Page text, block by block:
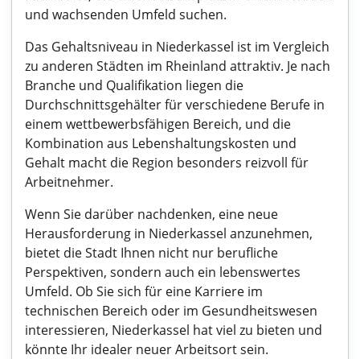
und wachsenden Umfeld suchen.
Das Gehaltsniveau in Niederkassel ist im Vergleich
zu anderen Städten im Rheinland attraktiv. Je nach
Branche und Qualifikation liegen die
Durchschnittsgehälter für verschiedene Berufe in
einem wettbewerbsfähigen Bereich, und die
Kombination aus Lebenshaltungskosten und
Gehalt macht die Region besonders reizvoll für
Arbeitnehmer.
Wenn Sie darüber nachdenken, eine neue
Herausforderung in Niederkassel anzunehmen,
bietet die Stadt Ihnen nicht nur berufliche
Perspektiven, sondern auch ein lebenswertes
Umfeld. Ob Sie sich für eine Karriere im
technischen Bereich oder im Gesundheitswesen
interessieren, Niederkassel hat viel zu bieten und
könnte Ihr idealer neuer Arbeitsort sein.